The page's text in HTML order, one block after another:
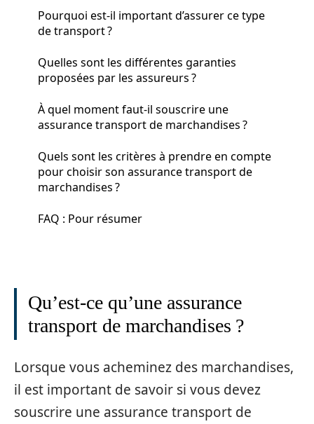
Pourquoi est-il important d’assurer ce type
de transport ?
Quelles sont les différentes garanties
proposées par les assureurs ?
À quel moment faut-il souscrire une
assurance transport de marchandises ?
Quels sont les critères à prendre en compte
pour choisir son assurance transport de
marchandises ?
FAQ : Pour résumer
Qu’est-ce qu’une assurance
transport de marchandises ?
Lorsque vous acheminez des marchandises,
il est important de savoir si vous devez
souscrire une assurance transport de